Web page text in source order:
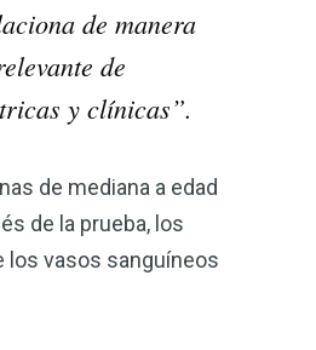
de manera
de
y clínicas”.
de mediana a edad
de la prueba, los
los vasos sanguíneos